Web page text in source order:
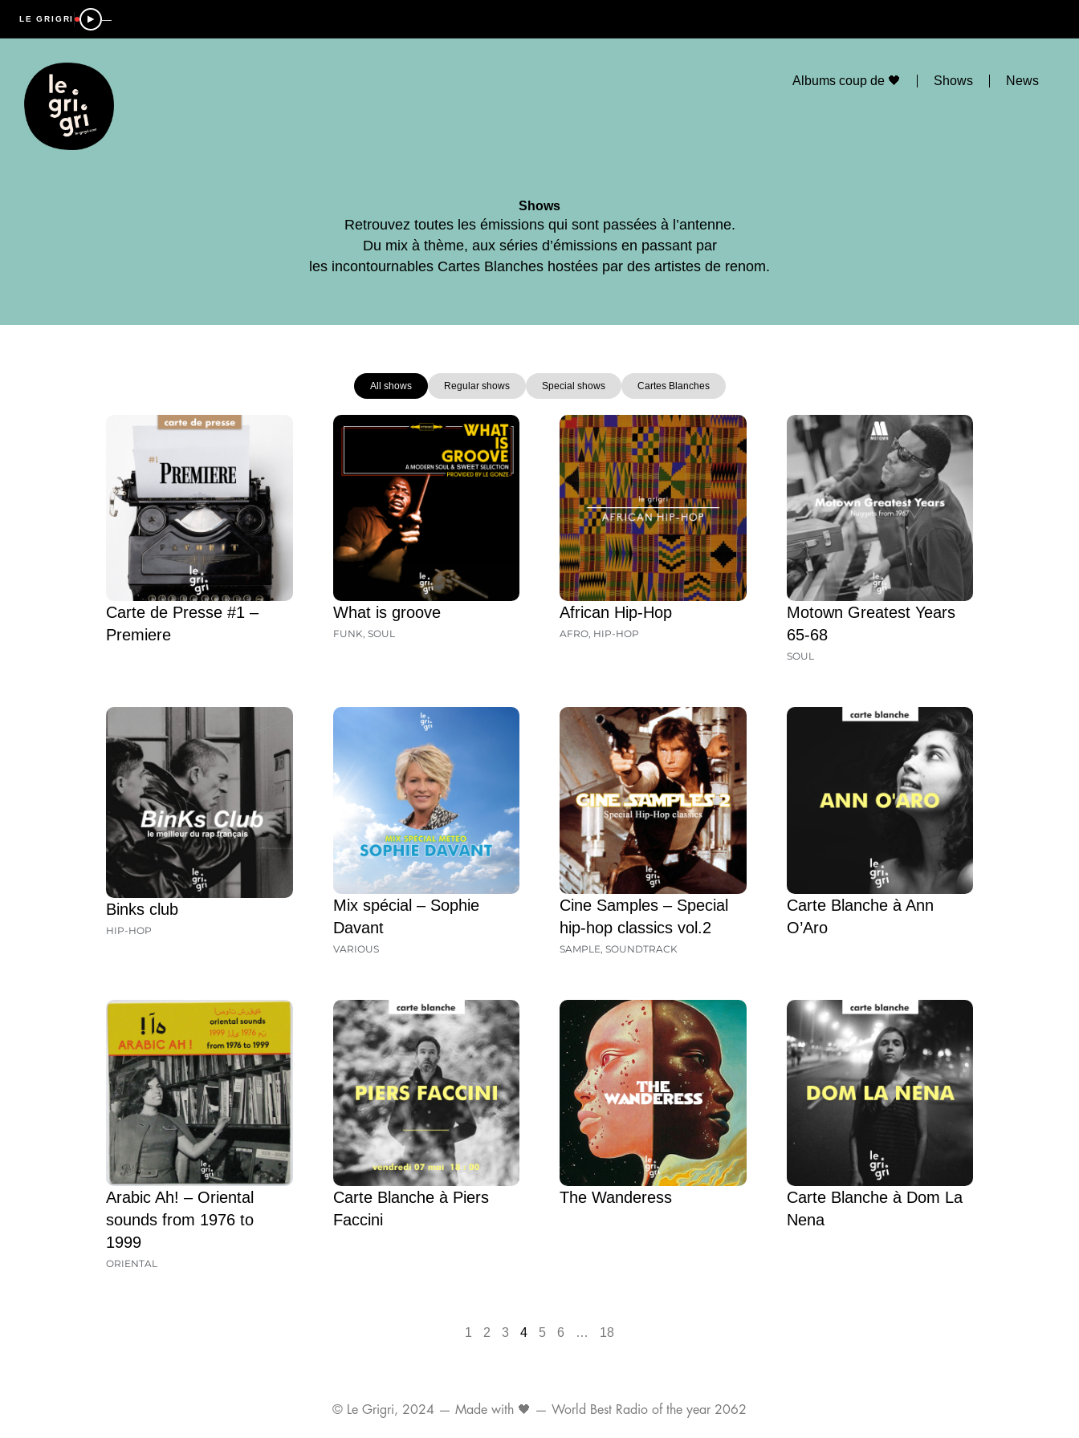
LE GRIGRI —
Albums coup de 🖤 Shows News
Shows
Retrouvez toutes les émissions qui sont passées à l’antenne.
Du mix à thème, aux séries d’émissions en passant par
les incontournables Cartes Blanches hostées par des artistes de renom.
All shows Regular shows Special shows Cartes Blanches
Carte de Presse #1 –
Premiere
What is groove
FUNK, SOUL
African Hip-Hop
AFRO, HIP-HOP
Motown Greatest Years
65-68
SOUL
Binks club
HIP-HOP
Mix spécial – Sophie
Davant
VARIOUS
Cine Samples – Special
hip-hop classics vol.2
SAMPLE SOUNDTRACK
Carte Blanche à Ann
O’Aro
Arabic Ah! – Oriental
sounds from 1976 to
1999
ORIENTAL
Carte Blanche à Piers
Faccini
The Wanderess
Carte Blanche à Dom La
Nena
Page
1
Page
2
Page
3 4
Page
5
Page
6 …
Page
18
© Le Grigri, 2024 — Made with 🖤 — World Best Radio of the year 2062